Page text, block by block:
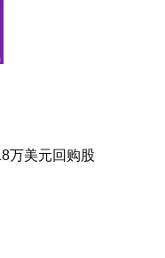
万美元回购股